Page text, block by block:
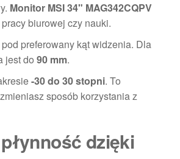
Monitor MSI 34" MAG342CQPV
biurowej czy nauki.
preferowany kąt widzenia. Dla
jest do 90 mm.
-30 do 30 stopni. To
sposób korzystania z
dzięki